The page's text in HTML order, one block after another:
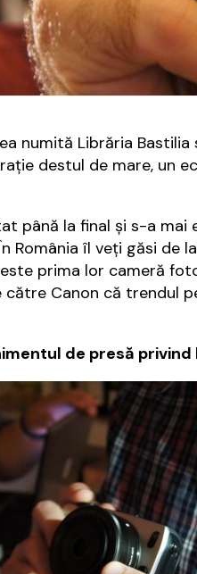
numită Librăria
destul de mare, un
până la final și s-a
România îl veți găsi de
este prima lor cameră
Canon că trendul
de presă privind